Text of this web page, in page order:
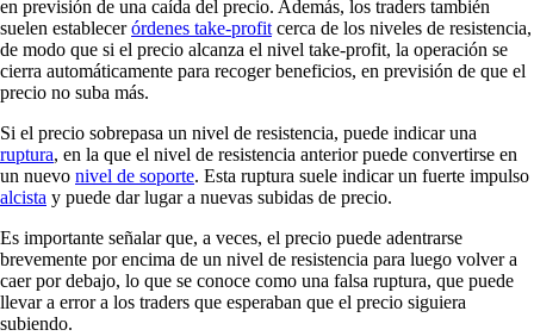
en previsión de una caída del precio. Además, los traders también
suelen establecerórdenes take-profit cerca de los niveles de resistencia,
de modo que si el precio alcanza el nivel take-profit, la operación se
cierra automáticamente para recoger beneficios, en previsión de que el
precio no suba más.
Si el precio sobrepasa un nivel de resistencia, puede indicar una
ruptura, en la que el nivel de resistencia anterior puede convertirse en
un nuevo nivel de soporte. Esta ruptura suele indicar un fuerte impulso
alcista y puede dar lugar a nuevas subidas de precio.
Es importante señalar que, a veces, el precio puede adentrarse
brevemente por encima de un nivel de resistencia para luego volver a
caer por debajo, lo que se conoce como una falsa ruptura, que puede
llevar a error a los traders que esperaban que el precio siguiera
subiendo.